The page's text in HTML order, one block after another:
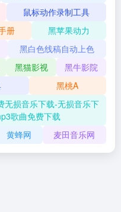
鼠标动作录制工具
册
黑苹果动力
黑白色线稿自动上色
黑猫影视
黑牛影院
黑桃A
无损音乐下载-无损音乐下
歌曲免费下载
黄蜂网 麦田音乐网